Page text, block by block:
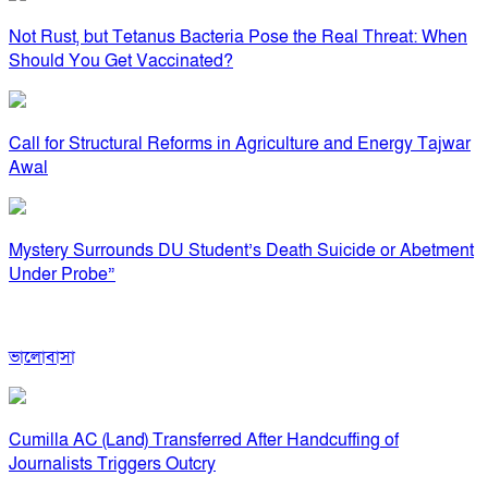
Not Rust, but Tetanus Bacteria Pose the Real Threat: When
Should You Get Vaccinated?
Call for Structural Reforms in Agriculture and Energy Tajwar
Awal
Mystery Surrounds DU Student’s Death Suicide or Abetment
Under Probe”
ভালোবাসা
Cumilla AC (Land) Transferred After Handcuffing of
Journalists Triggers Outcry